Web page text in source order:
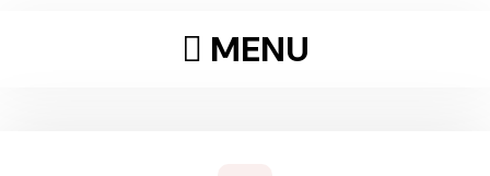
MENU